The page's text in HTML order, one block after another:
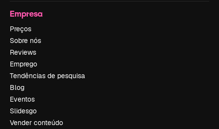
Empresa
Preços
Sobre nós
Reviews
Emprego
Tendências de pesquisa
Blog
Eventos
Slidesgo
Vender conteúdo